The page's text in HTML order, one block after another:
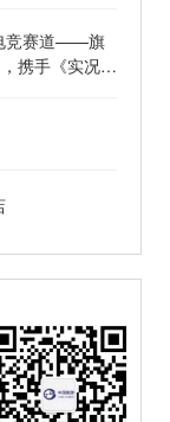
竞赛道——旗
携手《实况足